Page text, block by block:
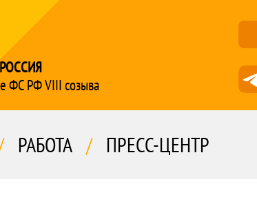
ФС РФ VIII созыва
РАБОТА / ПРЕСС-ЦЕНТР